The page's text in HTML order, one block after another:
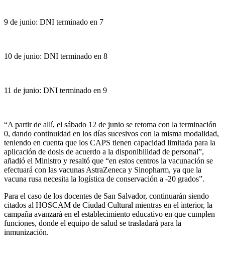
9 de junio: DNI terminado en 7
10 de junio: DNI terminado en 8
11 de junio: DNI terminado en 9
“A partir de allí, el sábado 12 de junio se retoma con la terminación
0, dando continuidad en los días sucesivos con la misma modalidad,
teniendo en cuenta que los CAPS tienen capacidad limitada para la
aplicación de dosis de acuerdo a la disponibilidad de personal”,
añadió el Ministro y resaltó que “en estos centros la vacunación se
efectuará con las vacunas AstraZeneca y Sinopharm, ya que la
vacuna rusa necesita la logística de conservación a -20 grados”.
Para el caso de los docentes de San Salvador, continuarán siendo
citados al HOSCAM de Ciudad Cultural mientras en el interior, la
campaña avanzará en el establecimiento educativo en que cumplen
funciones, donde el equipo de salud se trasladará para la
inmunización.